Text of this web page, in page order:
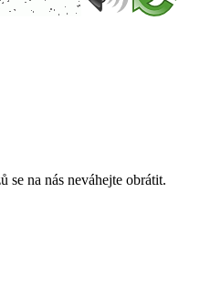
na nás neváhejte obrátit.